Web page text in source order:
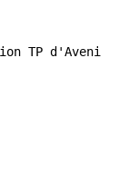
TP d'Avenir